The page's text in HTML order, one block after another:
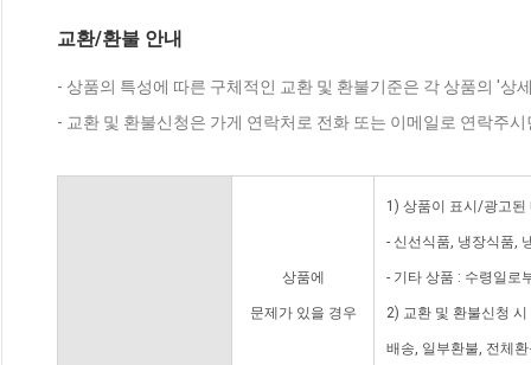
교환/환불 안내
- 상품의 특성에 따른 구체적인 교환 및 환불기준은 각 상품의 '상
- 교환 및 환불신청은 가게 연락처로 전화 또는 이메일로 연락주
상품에
문제가 있을 경우
1) 상품이 표시/광고된
- 신선식품, 냉장식품,
- 기타 상품 : 수령일로
2) 교환 및 환불신청
배송, 일부환불, 전체